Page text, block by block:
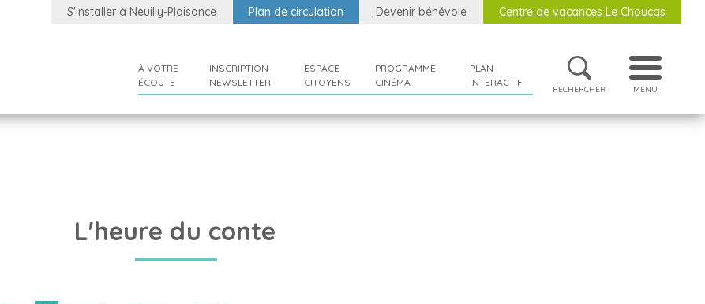
S'installer à Neuilly-Plaisance Plan de circulation Devenir bénévole Centre de vacances Le Choucas
À VOTRE
ÉCOUTE
INSCRIPTION
NEWSLETTER
ESPACE
CITOYENS
PROGRAMME
CINÉMA
PLAN
INTERACTIF
RECHERCHER MENU
L'heure du conte